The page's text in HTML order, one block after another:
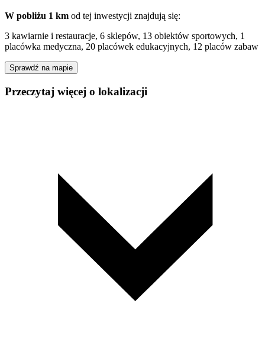
W pobliżu 1 km od tej inwestycji znajdują się:
3 kawiarnie i restauracje, 6 sklepów, 13 obiektów sportowych, 1
placówka medyczna, 20 placówek edukacyjnych, 12 placów zabaw
Sprawdź na mapie
Przeczytaj więcej o lokalizacji